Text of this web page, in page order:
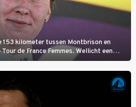
153 kilometer tussen Montbrison en
de France Femmes. Wellicht een
vorig jaar de witte trui won.